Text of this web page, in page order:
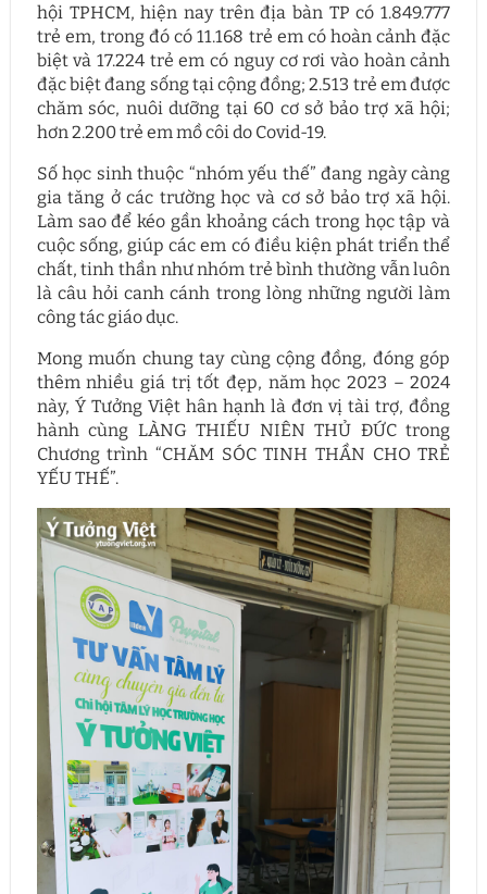
hội TPHCM, hiện nay trên địa bàn TP có 1.849.777
trẻ em, trong đó có 11.168 trẻ em có hoàn cảnh đặc
biệt và 17.224 trẻ em có nguy cơ rơi vào hoàn cảnh
đặc biệt đang sống tại cộng đồng; 2.513 trẻ em được
chăm sóc, nuôi dưỡng tại 60 cơ sở bảo trợ xã hội;
hơn 2.200 trẻ em mồ côi do Covid-19.
Số học sinh thuộc “nhóm yếu thế” đang ngày càng
gia tăng ở các trường học và cơ sở bảo trợ xã hội.
Làm sao để kéo gần khoảng cách trong học tập và
cuộc sống, giúp các em có điều kiện phát triển thể
chất, tinh thần như nhóm trẻ bình thường vẫn luôn
là câu hỏi canh cánh trong lòng những người làm
công tác giáo dục.
Mong muốn chung tay cùng cộng đồng, đóng góp
thêm nhiều giá trị tốt đẹp, năm học 2023 – 2024
này, Ý Tưởng Việt hân hạnh là đơn vị tài trợ, đồng
hành cùng LÀNG THIẾU NIÊN THỦ ĐỨC trong
Chương trình “CHĂM SÓC TINH THẦN CHO TRẺ
YẾU THẾ”.